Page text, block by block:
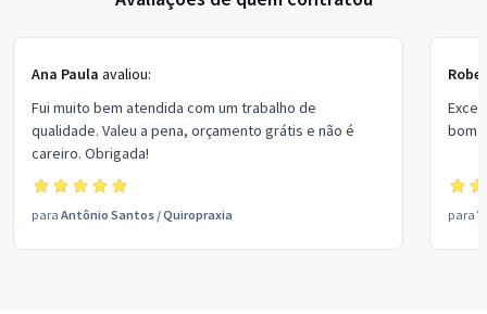
Ana Paula avaliou:
Fui muito bem atendida com um trabalho de
qualidade. Valeu a pena, orçamento grátis e não é
careiro. Obrigada!
para Antônio Santos /Quiropraxia
bom
para